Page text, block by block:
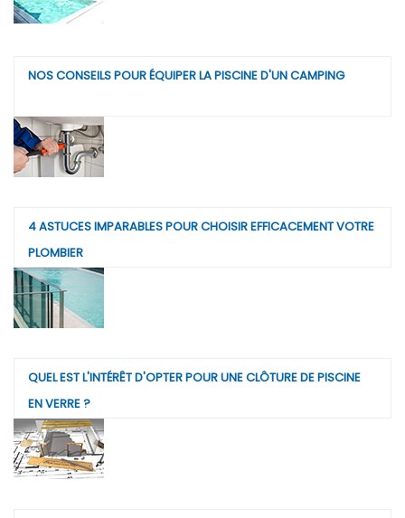
NOS CONSEILS POUR ÉQUIPER LA PISCINE D'UN CAMPING
4 ASTUCES IMPARABLES POUR CHOISIR EFFICACEMENT VOTRE
PLOMBIER
QUEL EST L'INTÉRÊT D'OPTER POUR UNE CLÔTURE DE PISCINE
EN VERRE ?